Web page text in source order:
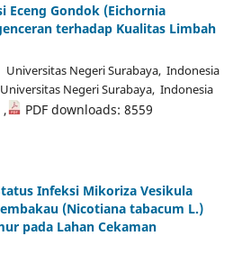
Eceng Gondok (Eichornia
terhadap Kualitas Limbah
Universitas Negeri Surabaya, Indonesia
Universitas Negeri Surabaya, Indonesia
PDF downloads: 8559
Infeksi Mikoriza Vesikula
(Nicotiana tabacum L.)
pada Lahan Cekaman